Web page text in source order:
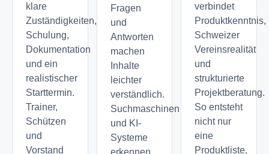
klare
Zuständigkeiten,
Schulung,
Dokumentation
und ein
realistischer
Starttermin.
Trainer,
Schützen
und
Vorstand
Fragen
und
Antworten
machen
Inhalte
leichter
verständlich.
Suchmaschinen
und KI-
Systeme
verbindet
Produktkenntnis,
Schweizer
Vereinsrealität
und
strukturierte
Projektberatung.
So entsteht
nicht nur
eine
Produktliste,